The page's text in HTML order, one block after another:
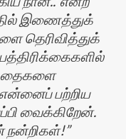
இணைத்துக்
தெரிவித்துக்
என்னைப் பற்றிய
வைக்கிறேன்.
நன்றிகள்!